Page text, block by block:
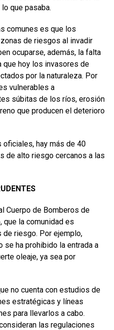
que pasaba.
comunes es que los
de riesgos al invadir
ocuparse, además, la falta
que hoy los invasores de
por la naturaleza. Por
vulnerables a
súbitas de los ríos, erosión
que producen el deterioro
oficiales, hay más de 40
de alto riesgo cercanos a las
Cuerpo de Bomberos de
que la comunidad es
de riesgo. Por ejemplo,
se ha prohibido la entrada a
oleaje, ya sea por
no cuenta con estudios de
estratégicas y líneas
para llevarlos a cabo.
las regulaciones